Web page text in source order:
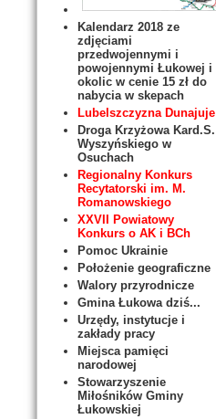
Kalendarz 2018 ze
zdjęciami
przedwojennymi i
powojennymi Łukowej i
okolic w cenie 15 zł do
nabycia w skepach
Lubelszczyzna Dunajuje
Droga Krzyżowa Kard.S.
Wyszyńskiego w
Osuchach
Regionalny Konkurs
Recytatorski im. M.
Romanowskiego
XXVII Powiatowy
Konkurs o AK i BCh
Pomoc Ukrainie
Położenie geograficzne
Walory przyrodnicze
Gmina Łukowa dziś...
Urzędy, instytucje i
zakłady pracy
Miejsca pamięci
narodowej
Stowarzyszenie
Miłośników Gminy
Łukowskiej